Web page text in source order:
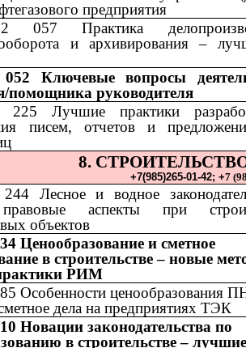
предприятия
057 Практика
и архивирования –
052​​ Ключевые вопросы
помощника руководителя
Лучшие практики
писем, отчетов и
8.
+7(985)265-01-42;​​+7
4​​ Лесное и водное
аспекты при
объектов
Ценообразование и сметное
в строительстве – новые
РИМ
​​Особенности ценообразования
дела на предприятиях ТЭК
Новации законодательства по
в строительстве –